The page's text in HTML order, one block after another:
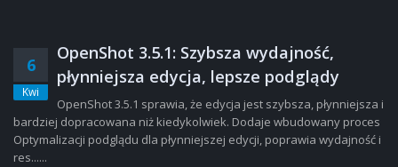
6
Kwi
OpenShot 3.5.1: Szybsza wydajność,
płynniejsza edycja, lepsze podglądy
OpenShot 3.5.1 sprawia, że edycja jest szybsza, płynniejsza i
bardziej dopracowana niż kiedykolwiek. Dodaje wbudowany proces
Optymalizacji podglądu dla płynniejszej edycji, poprawia wydajność i
res......